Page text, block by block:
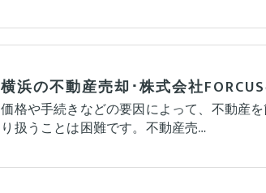
価格や手続きなどの要因によって、不動産
り扱うことは困難です。不動産売…